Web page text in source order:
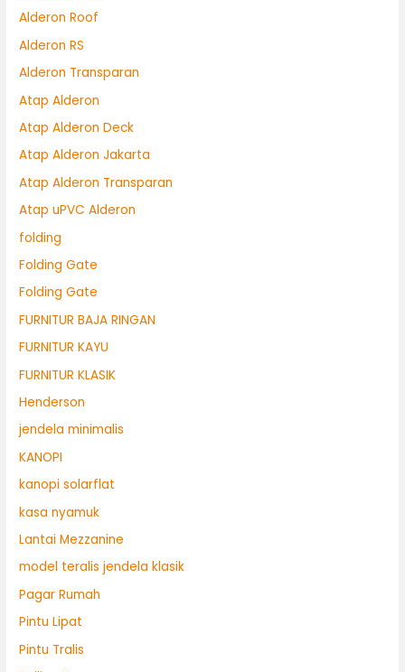
Alderon Roof
Alderon RS
Alderon Transparan
Atap Alderon
Atap Alderon Deck
Atap Alderon Jakarta
Atap Alderon Transparan
Atap uPVC Alderon
folding
Folding Gate
Folding Gate
FURNITUR BAJA RINGAN
FURNITUR KAYU
FURNITUR KLASIK
Henderson
jendela minimalis
KANOPI
kanopi solarflat
kasa nyamuk
Lantai Mezzanine
model teralis jendela klasik
Pagar Rumah
Pintu Lipat
Pintu Tralis